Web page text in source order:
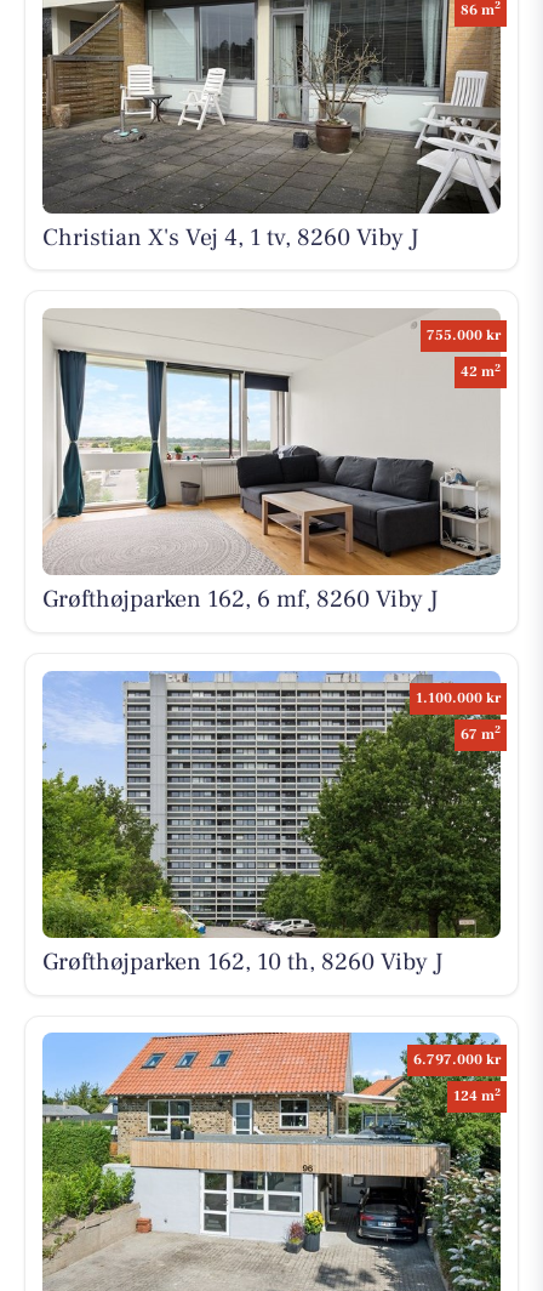
86 m2
Christian X's Vej 4, 1 tv, 8260 Viby J
755.000 kr
42 m2
Grøfthøjparken 162, 6 mf, 8260 Viby J
1.100.000 kr
67 m2
Grøfthøjparken 162, 10 th, 8260 Viby J
6.797.000 kr
124 m2